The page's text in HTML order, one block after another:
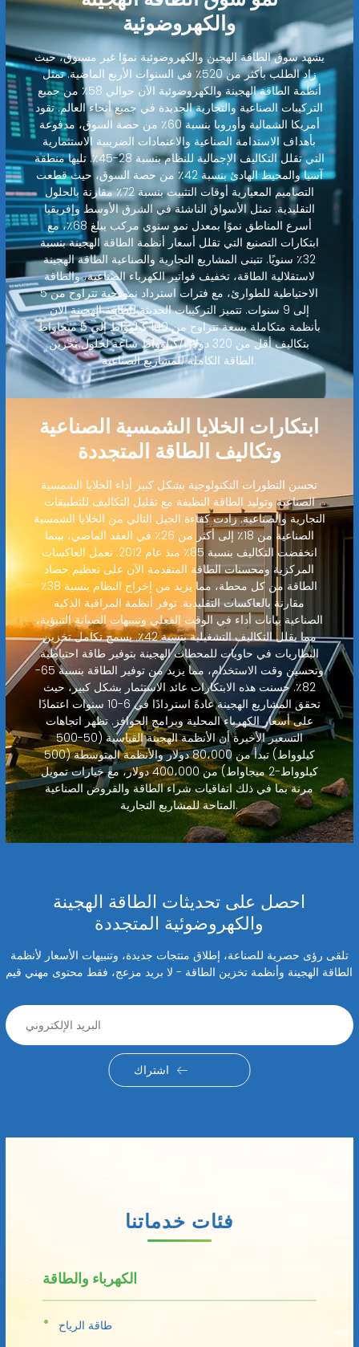
والكهروضوئية
يشهد سوق الطاقة الهجين والكهروضوئية نموًا غير مسبوق، حيث
زاد الطلب بأكثر من 520٪ في السنوات الأربع الماضية. تمثل
أنظمة الطاقة الهجينة والكهروضوئية الآن حوالي 58٪ من جميع
التركيبات الصناعية والتجارية الجديدة في جميع أنحاء العالم. تقود
أمريكا الشمالية وأوروبا بنسبة 60٪ من حصة السوق، مدفوعة
بأهداف الاستدامة الصناعية والاعتمادات الضريبية الاستثمارية
التي تقلل التكاليف الإجمالية للنظام بنسبة 28-45٪. تليها منطقة
آسيا والمحيط الهادئ بنسبة 42٪ من حصة السوق، حيث قطعت
التصاميم المعيارية أوقات التثبيت بنسبة 72٪ مقارنة بالحلول
التقليدية. تمثل الأسواق الناشئة في الشرق الأوسط وإفريقيا
أسرع المناطق نموًا بمعدل نمو سنوي مركب يبلغ 68٪، مع
ابتكارات التصنيع التي تقلل أسعار أنظمة الطاقة الهجينة بنسبة
32٪ سنويًا. تتبنى المشاريع التجارية والصناعية الطاقة الهجينة
لاستقلالية الطاقة، تخفيف فواتير الكهرباء الصناعية، والطاقة
الاحتياطية للطوارئ، مع فترات استرداد نموذجية تتراوح من 5
إلى 9 سنوات. تتميز التركيبات الحديثة للطاقة الهجينة الآن
بأنظمة متكاملة بسعة تتراوح من 100 كيلوواط إلى 5 ميجاواط
بتكاليف أقل من 320 دولارًا/كيلوواط ساعة لحلول تخزين
الطاقة الكاملة للمشاريع الصناعية.
ابتكارات الخلايا الشمسية الصناعية
وتكاليف الطاقة المتجددة
تحسن التطورات التكنولوجية بشكل كبير أداء الخلايا الشمسية
الصناعية وتوليد الطاقة النظيفة مع تقليل التكاليف للتطبيقات
التجارية والصناعية. زادت كفاءة الجيل التالي من الخلايا الشمسية
الصناعية من 18٪ إلى أكثر من 26٪ في العقد الماضي، بينما
انخفضت التكاليف بنسبة 85٪ منذ عام 2012. تعمل العاكسات
المركزية ومحسنات الطاقة المتقدمة الآن على تعظيم حصاد
الطاقة من كل محطة، مما يزيد من إخراج النظام بنسبة 38٪
مقارنة بالعاكسات التقليدية. توفر أنظمة المراقبة الذكية
الصناعية بيانات أداء في الوقت الفعلي وتنبيهات الصيانة التنبؤية،
مما يقلل التكاليف التشغيلية بنسبة 42٪. يسمح تكامل تخزين
البطاريات في حاويات للمحطات الهجينة بتوفير طاقة احتياطية
وتحسين وقت الاستخدام، مما يزيد من توفير الطاقة بنسبة 65-
82٪. حسنت هذه الابتكارات عائد الاستثمار بشكل كبير، حيث
تحقق المشاريع الهجينة عادةً استردادًا في 6-10 سنوات اعتمادًا
على أسعار الكهرباء المحلية وبرامج الحوافز. تظهر اتجاهات
التسعير الأخيرة أن الأنظمة الهجينة القياسية (50-500
كيلوواط) تبدأ من 80،000 دولار والأنظمة المتوسطة (500
كيلوواط-2 ميجاواط) من 400،000 دولار، مع خيارات تمويل
مرنة بما في ذلك اتفاقيات شراء الطاقة والقروض الصناعية
المتاحة للمشاريع التجارية.
احصل على تحديثات الطاقة الهجينة
والكهروضوئية المتجددة
تلقى رؤى حصرية للصناعة، إطلاق منتجات جديدة، وتنبيهات الأسعار لأنظمة
الطاقة الهجينة وأنظمة تخزين الطاقة - لا بريد مزعج، فقط محتوى مهني قيم
اشتراك
فئات خدماتنا
الكهرباء والطاقة
طاقة الرياح